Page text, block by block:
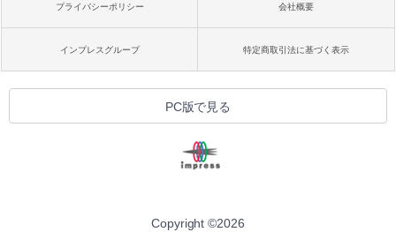
プライバシーポリシー 会社概要
インプレスグループ 特定商取引法に基づく表示
PC版で見る
Copyright ©2026